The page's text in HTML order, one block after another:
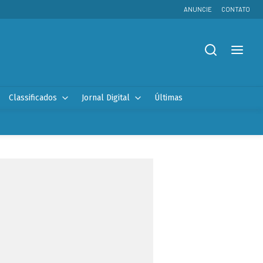
ANUNCIE CONTATO
Classificados Jornal Digital Últimas